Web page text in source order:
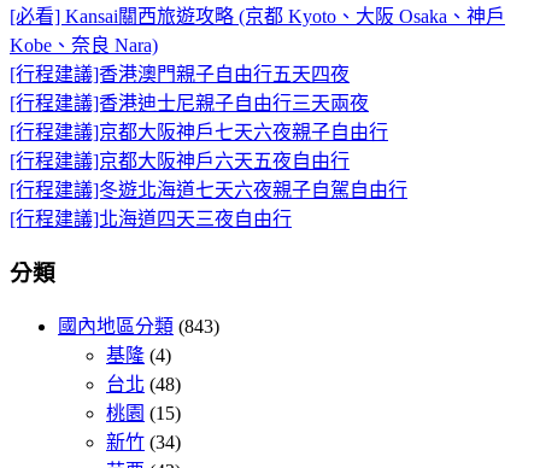
[必看] Kansai關西旅遊攻略 (京都 Kyoto、大阪 Osaka、神戶
Kobe、奈良 Nara)
[行程建議]香港澳門親子自由行五天四夜
[行程建議]香港迪士尼親子自由行三天兩夜
[行程建議]京都大阪神戶七天六夜親子自由行
[行程建議]京都大阪神戶六天五夜自由行
[行程建議]冬遊北海道七天六夜親子自駕自由行
[行程建議]北海道四天三夜自由行
分類
國內地區分類 (843)
基隆 (4)
台北 (48)
桃園 (15)
新竹 (34)